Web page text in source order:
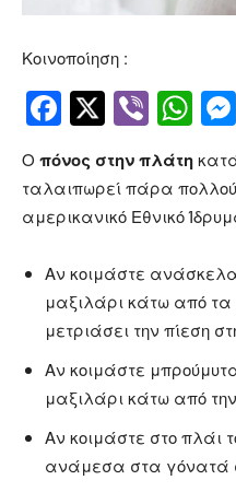
Κοινοποίηση :
Facebook
Twitter
Viber
Ο πόνος στην πλάτη
ταλαιπωρεί πάρα
αμερικανικό Εθνικό
Αν κοιμάστε
μαξιλάρι κάτω από
μετριάσει την πίεση
Αν κοιμάστε
μαξιλάρι κάτω από
Αν κοιμάστε στο πλάι
ανάμεσα στα γόνατά